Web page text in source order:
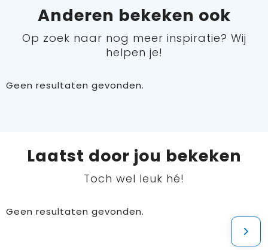
Anderen bekeken ook
Op zoek naar nog meer inspiratie? Wij
helpen je!
Geen resultaten gevonden.
Laatst door jou bekeken
Toch wel leuk hé!
Geen resultaten gevonden.